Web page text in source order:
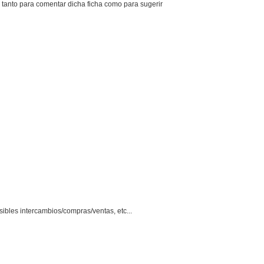
para comentar dicha ficha como para sugerir
intercambios/compras/ventas, etc...